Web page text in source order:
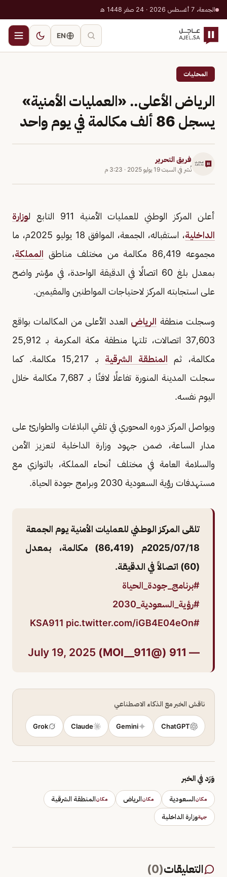
الجمعة، 7 أغسطس 2026 · 24 صفر 1448 هـ
EN
المحليات
الرياض الأعلى.. «العمليات الأمنية»
يسجل 86 ألف مكالمة في يوم واحد
فريق التحرير
نُشر في السبت 19 يوليو 2025 · 3:23 م
أعلن المركز الوطني للعمليات الأمنية 911 التابع ل
وزارة
الداخلية
، استقباله، الجمعة، الموافق 18 يوليو 2025م، ما
مجموعه 86,419 مكالمة من مختلف مناطق
المملكة،
بمعدل بلغ 60 اتصالًا في الدقيقة الواحدة، في مؤشر واضح
على استجابته المركز لاحتياجات المواطنين والمقيمين.
وسجلت منطقة الرياض العدد الأعلى من المكالمات بواقع
37,603 اتصالات، تلتها منطقة مكة المكرمة بـ 25,912
مكالمة، ثم المنطقة الشرقية
بـ 15,217 مكالمة. كما
سجلت المدينة المنورة تفاعلًا لافتًا بـ 7,687 مكالمة خلال
اليوم نفسه.
ويواصل المركز دوره المحوري في تلقي البلاغات والطوارئ على
مدار الساعة، ضمن جهود وزارة الداخلية لتعزيز الأمن
والسلامة العامة في مختلف أنحاء المملكة، بالتوازي مع
مستهدفات رؤية السعودية 2030 وبرامج جودة الحياة.
تلقى ⁧المركز الوطني للعمليات الأمنية⁩ يوم الجمعة
2025/07/18م (86٬419) مكالمة، بمعدل
(60) اتصالاً في الدقيقة.
#برنامج_جودة_الحياة
#رؤية_السعودية_2030
#KSA911
pic.twitter.com/iGB4E04eOn
— 911 (@MOI__911)
July 19, 2025
ناقش الخبر مع الذكاء الاصطناعي
ChatGPT
Gemini
Claude
Grok
وَرَد في الخبر
مكانالسعودية مكانالرياض مكانالمنطقة الشرقية
جهةوزارة الداخلية
التعليقات(
0
)